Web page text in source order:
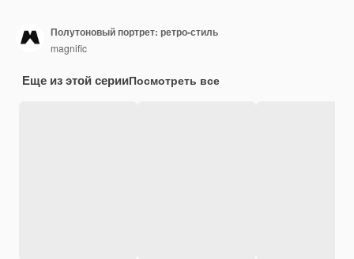
Полутоновый портрет: ретро-стиль
magnific
Еще из этой серииПосмотреть все